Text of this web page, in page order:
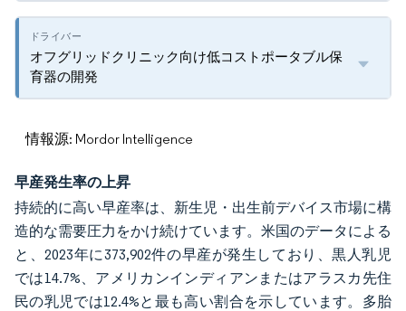
オフグリッドクリニック向け低コストポータブル保
育器の開発
情報源: Mordor Intelligence
早産発生率の上昇
持続的に高い早産率は、新生児・出生前デバイス市場に構
造的な需要圧力をかけ続けています。米国のデータによる
と、2023年に373,902件の早産が発生しており、黒人乳児
では14.7%、アメリカンインディアンまたはアラスカ先住
民の乳児では12.4%と最も高い割合を示しています。多胎